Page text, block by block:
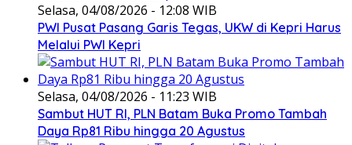
Selasa, 04/08/2026 - 12:08 WIB
PWI Pusat Pasang Garis Tegas, UKW di Kepri Harus
Melalui PWI Kepri
Selasa, 04/08/2026 - 11:23 WIB
Sambut HUT RI, PLN Batam Buka Promo Tambah
Daya Rp81 Ribu hingga 20 Agustus